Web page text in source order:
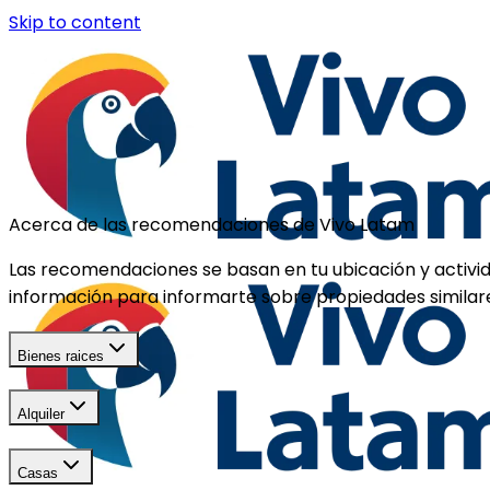
Skip to content
Acerca de las recomendaciones de Vivo Latam
Las recomendaciones se basan en tu ubicación y
información para informarte sobre propiedades
Bienes raices
Alquiler
Casas